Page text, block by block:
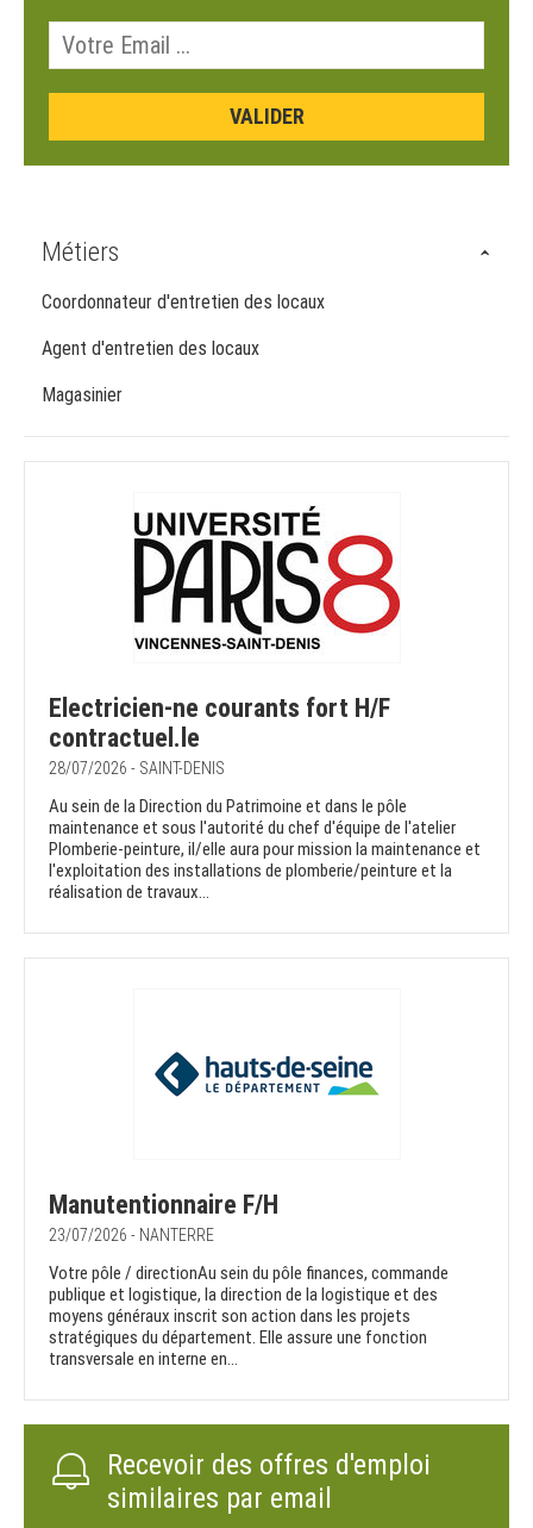
Métiers
Coordonnateur d'entretien des locaux
Agent d'entretien des locaux
Magasinier
Electricien-ne courants fort H/F
contractuel.le
28/07/2026 - SAINT-DENIS
Au sein de la Direction du Patrimoine et dans le pôle
maintenance et sous l'autorité du chef d'équipe de l'atelier
Plomberie-peinture, il/elle aura pour mission la maintenance et
l'exploitation des installations de plomberie/peinture et la
réalisation de travaux...
Manutentionnaire F/H
23/07/2026 - NANTERRE
Votre pôle / directionAu sein du pôle finances, commande
publique et logistique, la direction de la logistique et des
moyens généraux inscrit son action dans les projets
stratégiques du département. Elle assure une fonction
transversale en interne en...
Recevoir des offres d'emploi
similaires par email